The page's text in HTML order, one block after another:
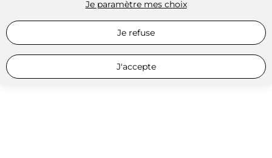
Je paramètre mes choix
Je refuse
J'accepte